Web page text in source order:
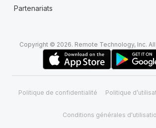
Partenariats
Copyright © 2026. Remote Technology, Inc.
Politique de confidentialité Politique
Conditions générales